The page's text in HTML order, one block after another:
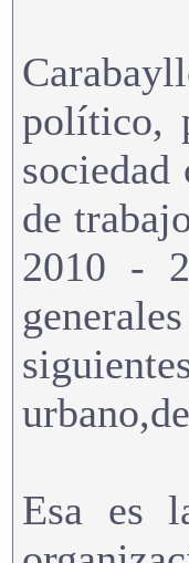
político,
de
2010 -
Esa es